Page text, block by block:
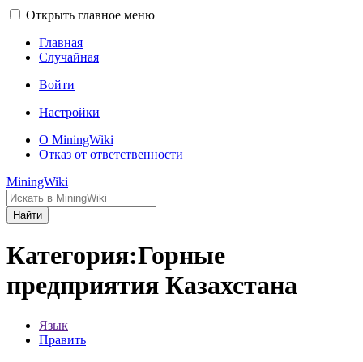
Открыть главное меню
Главная
Случайная
Войти
Настройки
О MiningWiki
Отказ от ответственности
MiningWiki
Найти
Категория:Горные
предприятия Казахстана
Язык
Править